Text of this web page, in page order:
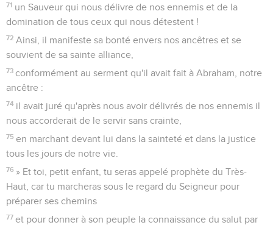
71 un Sauveur qui nous délivre de nos ennemis et de la
domination de tous ceux qui nous détestent !
72 Ainsi, il manifeste sa bonté envers nos ancêtres et se
souvient de sa sainte alliance,
73 conformément au serment qu'il avait fait à Abraham, notre
ancêtre :
74 il avait juré qu'après nous avoir délivrés de nos ennemis il
nous accorderait de le servir sans crainte,
75 en marchant devant lui dans la sainteté et dans la justice
tous les jours de notre vie.
76 » Et toi, petit enfant, tu seras appelé prophète du Très-
Haut, car tu marcheras sous le regard du Seigneur pour
préparer ses chemins
77 et pour donner à son peuple la connaissance du salut par